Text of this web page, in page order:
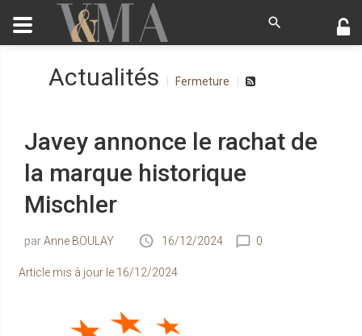
Actualités Fermeture
Javey annonce le rachat de
la marque historique
Mischler
Anne BOULAY 16/12/2024 0
Article mis à jour le 16/12/2024